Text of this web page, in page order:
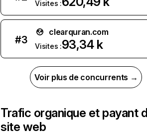
Visites :
#3
clearquran.com
Visites :93,34 k
Voir plus de concurrents →
Trafic organique et payant
site web